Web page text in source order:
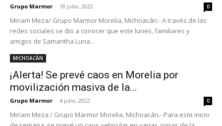
Grupo Marmor - 18 julio, 2022 0
Miriam Meza/ Grupo Marmor Morelia, Michoacán.- A través de las
redes sociales se dio a conocer que este lunes, familiares y
amigos de Samantha Luna...
MICHOACÁN
¡Alerta! Se prevé caos en Morelia por
movilización masiva de la...
Grupo Marmor - 4 julio, 2022 0
Miriam Meza / Grupo Marmor Morelia, Michoacán.- Para este inicio